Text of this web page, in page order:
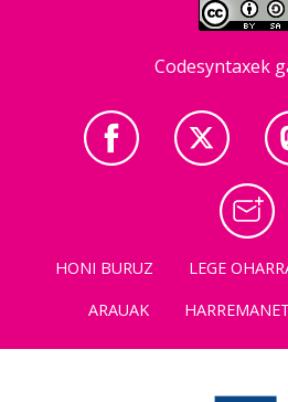
Codesyntaxek
HONI BURUZ LEGE
ARAUAK